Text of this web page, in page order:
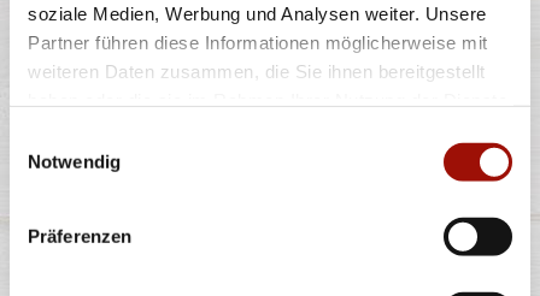
soziale Medien, Werbung und Analysen weiter. Unsere
Partner führen diese Informationen möglicherweise mit
weiteren Daten zusammen, die Sie ihnen bereitgestellt
Notwendig
Präferenzen
Alle Preise in €. Alle Preise inkl. gesetzl. MwSt. Alle Angaben zu
Produkten abweichen. Wir liefern innerhalb von ca. 30 Minuten.
** Informationen zu möglichen Spuren von Allergenen seitens unsere
Hersteller finden Sie unter www.pizzamax.de/produktinformationen